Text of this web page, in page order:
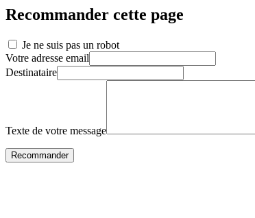
Recommander cette page
Je ne suis pas un robot
Votre adresse email
Destinataire
Texte de votre message